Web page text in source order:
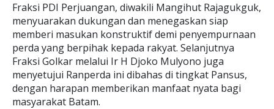
Fraksi PDI Perjuangan, diwakili Mangihut Rajagukguk,
menyuarakan dukungan dan menegaskan siap
memberi masukan konstruktif demi penyempurnaan
perda yang berpihak kepada rakyat. Selanjutnya
Fraksi Golkar melalui Ir H Djoko Mulyono juga
menyetujui Ranperda ini dibahas di tingkat Pansus,
dengan harapan memberikan manfaat nyata bagi
masyarakat Batam.